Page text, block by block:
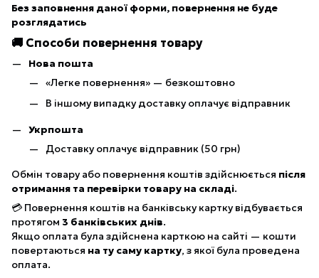
Без заповнення даної форми, повернення не буде
розглядатись
🚚 Способи повернення товару
Нова пошта
«Легке повернення» — безкоштовно
В іншому випадку доставку оплачує відправник
Укрпошта
Доставку оплачує відправник (50 грн)
Обмін товару або повернення коштів здійснюється після
отримання та перевірки товару на складі.
💳 Повернення коштів на банківську картку відбувається
протягом 3 банківських днів.
Якщо оплата була здійснена карткою на сайті — кошти
повертаються на ту саму картку, з якої була проведена
оплата.